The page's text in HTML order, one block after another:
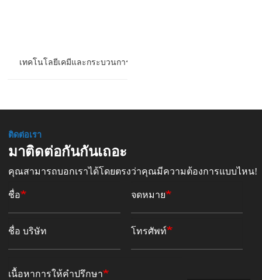
เทคโนโลยีเคมีและกระบวนการ
ติดต่อเรา
มาติดต่อกันกันเถอะ
คุณสามารถบอกเราได้โดยตรงว่าคุณมีความต้องการแบบไหน!
ชื่อ จดหมาย
ชื่อ บริษัท โทรศัพท์
เนื้อหาการให้คำปรึกษา